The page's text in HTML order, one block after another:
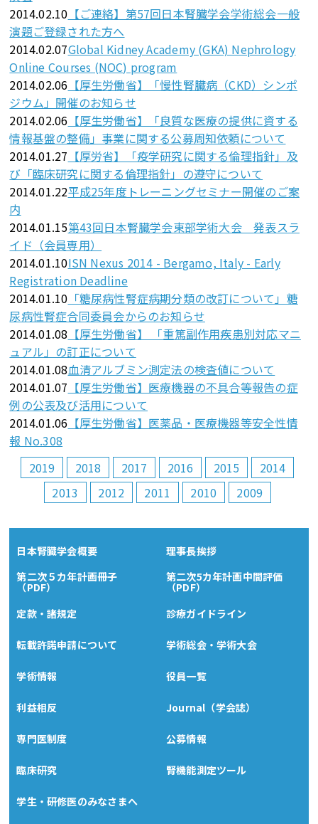
日本腎臓学会概要
理事長挨拶
第二次５カ年計画冊子
（PDF）
第二次5カ年計画中間評価
（PDF）
定款・諸規定
診療ガイドライン
転載許諾申請について 学術総会・学術大会
学術情報 役員一覧
利益相反 Journal（学会誌）
専門医制度 公募情報
臨床研究 腎機能測定ツール
学生・研修医のみなさまへ
2014.02.10 【ご連絡】第57回日本腎臓学会学術総会一般
演題ご登録された方へ
2014.02.07Global Kidney Academy (GKA) Nephrology
Online Courses (NOC) program
2014.02.06 【厚生労働省】「慢性腎臓病（CKD）シンポ
ジウム」開催のお知らせ
2014.02.06 【厚生労働省】「良質な医療の提供に資する
情報基盤の整備」事業に関する公募周知依頼について
2014.01.27 【厚労省】「疫学研究に関する倫理指針」及
び「臨床研究に関する倫理指針」の遵守について
2014.01.22平成25年度トレーニングセミナー開催のご案
内
2014.01.15第43回日本腎臓学会東部学術大会 発表スラ
イド（会員専用）
2014.01.10ISN Nexus 2014 - Bergamo, Italy - Early
Registration Deadline
2014.01.10 「糖尿病性腎症病期分類の改訂について」糖
尿病性腎症合同委員会からのお知らせ
2014.01.08 【厚生労働省】 「重篤副作用疾患別対応マニ
ュアル」の訂正について
2014.01.08血清アルブミン測定法の検査値について
2014.01.07 【厚生労働省】医療機器の不具合等報告の症
例の公表及び活用について
2014.01.06 【厚生労働省】医薬品・医療機器等安全性情
報 No.308
2019
2018 2017 2016 2015
2014
2013
2012 2011 2010 2009